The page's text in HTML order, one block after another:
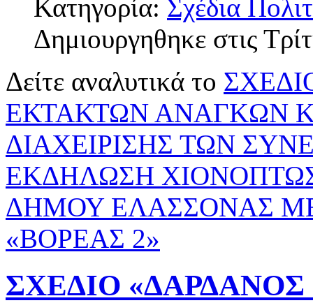
Κατηγορία: Σχέδια
Δημιουργηθηκε στις
Δείτε αναλυτικά το
ΕΚΤΑΚΤΩΝ ΑΝΑΓΚΩΝ
ΔΙΑΧΕΙΡΙΣΗΣ ΤΩΝ
ΕΚΔΗΛΩΣΗ
ΔΗΜΟΥ ΕΛΑΣΣΟΝΑΣ
«ΒΟΡΕΑΣ 2»
ΣΧΕΔΙΟ «ΔΑΡΔΑΝΟΣ